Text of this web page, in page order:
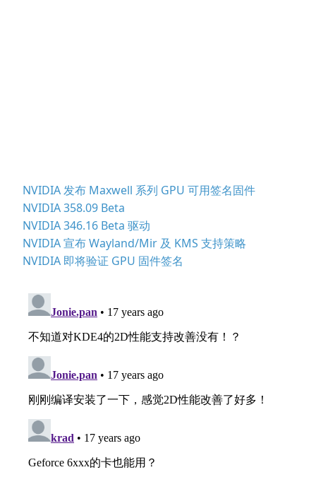
NVIDIA 发布 Maxwell 系列 GPU 可用签名固件
NVIDIA 358.09 Beta
NVIDIA 346.16 Beta 驱动
NVIDIA 宣布 Wayland/Mir 及 KMS 支持策略
NVIDIA 即将验证 GPU 固件签名